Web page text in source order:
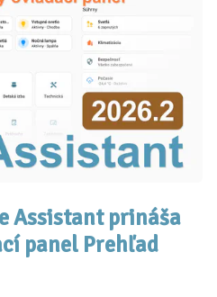
Assistant prináša
panel Prehľad